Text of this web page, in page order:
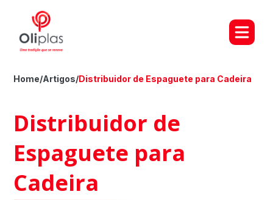
Home/Artigos/Distribuidor de Espaguete para Cadeira
Distribuidor de
Espaguete para
Cadeira